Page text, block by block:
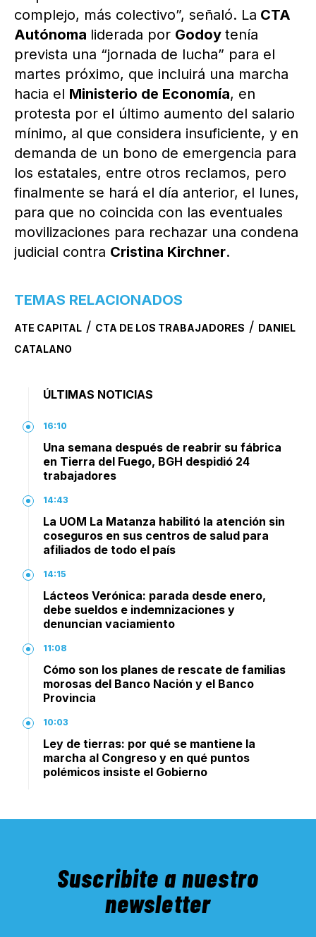
complejo, más colectivo”, señaló. La CTA
Autónoma liderada por Godoy tenía
prevista una “jornada de lucha” para el
martes próximo, que incluirá una marcha
hacia el Ministerio de Economía, en
protesta por el último aumento del salario
mínimo, al que considera insuficiente, y en
demanda de un bono de emergencia para
los estatales, entre otros reclamos, pero
finalmente se hará el día anterior, el lunes,
para que no coincida con las eventuales
movilizaciones para rechazar una condena
judicial contra Cristina Kirchner.
TEMAS RELACIONADOS
ATE CAPITAL / CTA DE LOS TRABAJADORES / DANIEL
CATALANO
ÚLTIMAS NOTICIAS
16:10
Una semana después de reabrir su fábrica
en Tierra del Fuego, BGH despidió 24
trabajadores
14:43
La UOM La Matanza habilitó la atención sin
coseguros en sus centros de salud para
afiliados de todo el país
14:15
Lácteos Verónica: parada desde enero,
debe sueldos e indemnizaciones y
denuncian vaciamiento
11:08
Cómo son los planes de rescate de familias
morosas del Banco Nación y el Banco
Provincia
10:03
Ley de tierras: por qué se mantiene la
marcha al Congreso y en qué puntos
polémicos insiste el Gobierno
Suscribite a nuestro
newsletter